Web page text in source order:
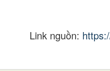
Link nguồn: